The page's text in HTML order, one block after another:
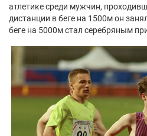
атлетике среди мужчин,
дистанции в беге на 1500м он
беге на 5000м стал серебряным